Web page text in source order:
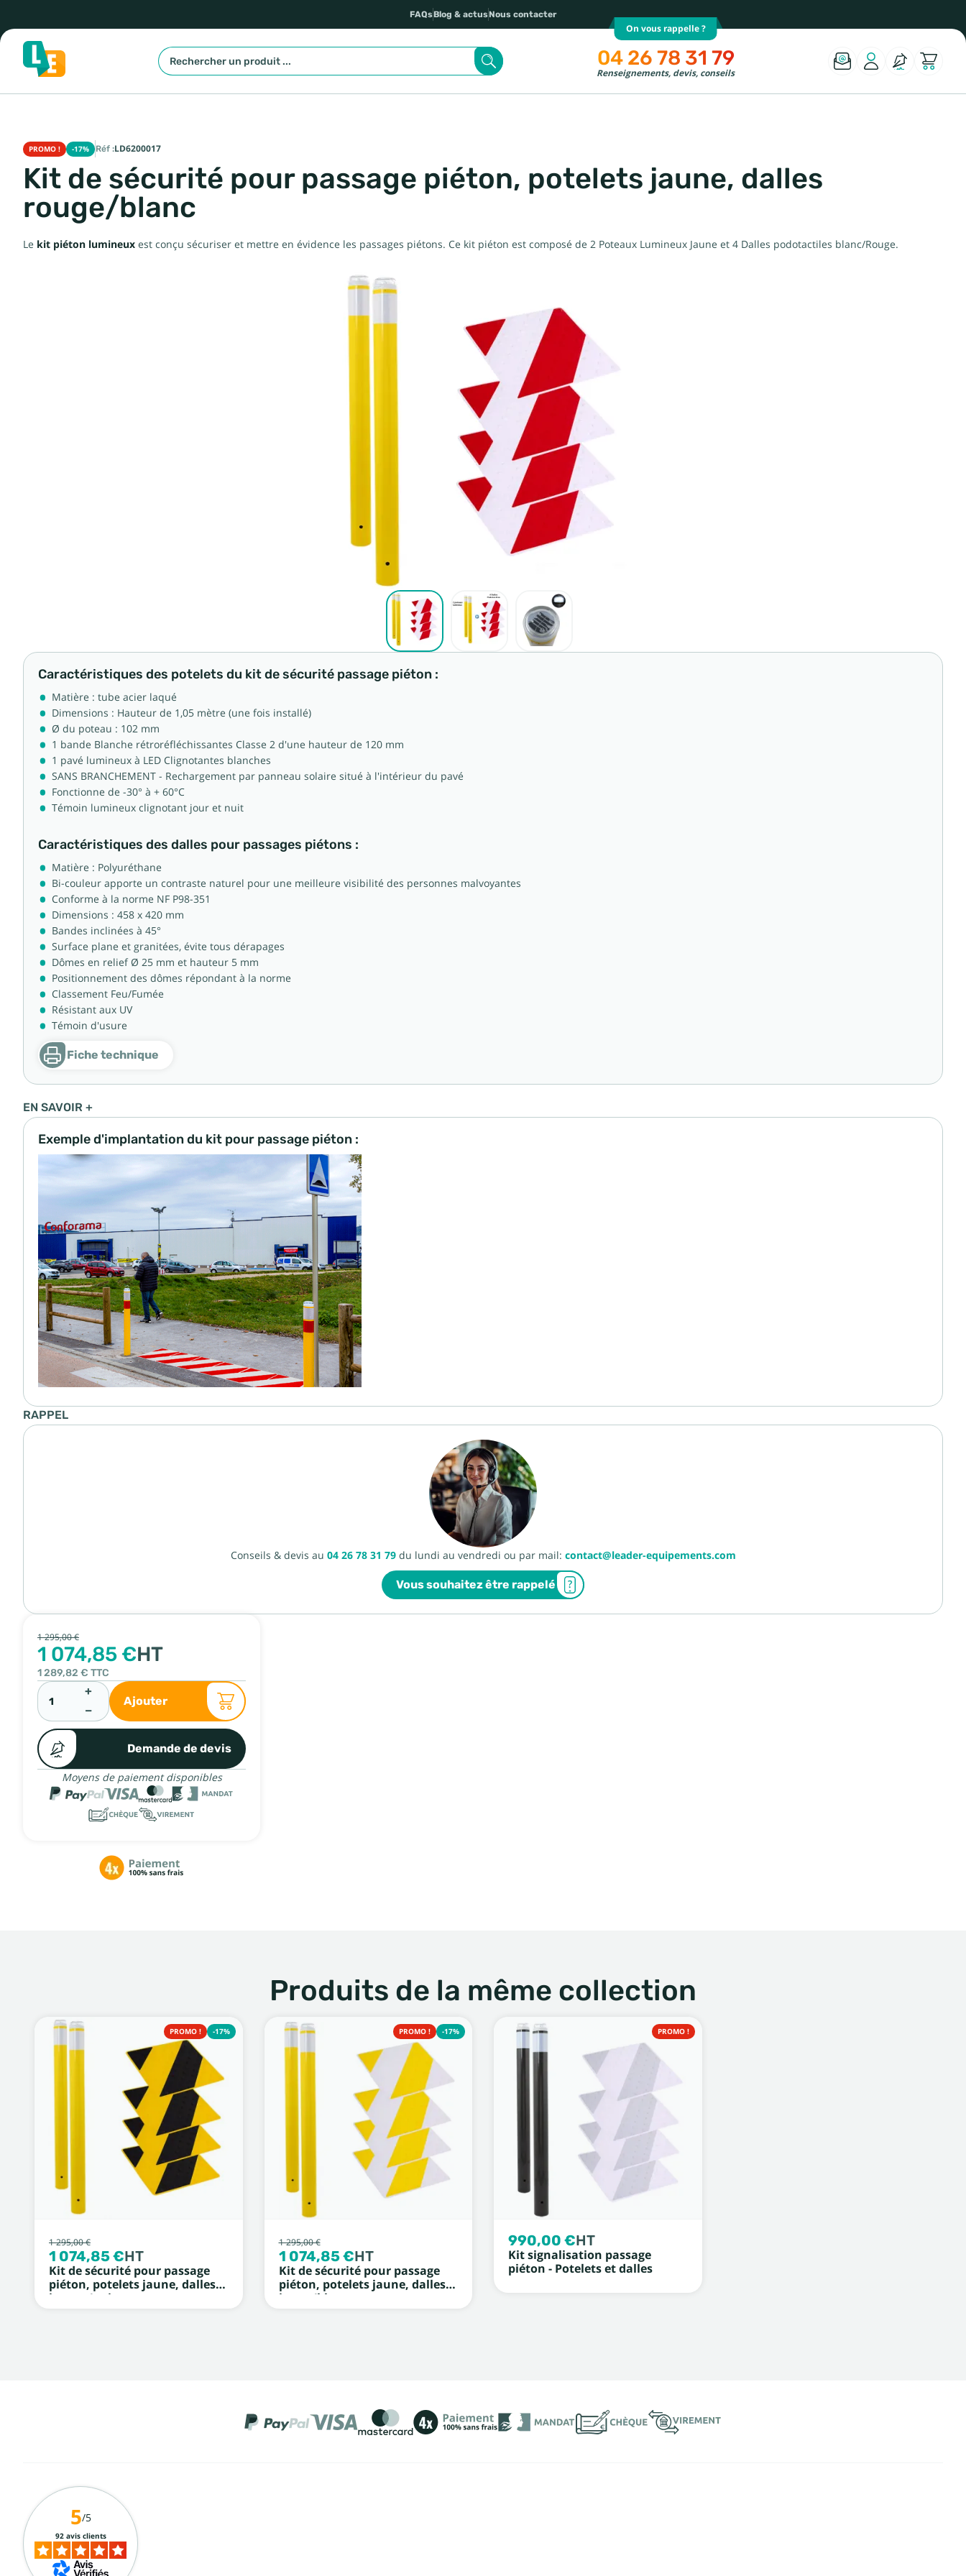
FAQsBlog & actusNous contacter
On vous rappelle ?
04 26 78 31 79
Renseignements, devis, conseils
1 295,00 €
1 074,85 €HT
1 289,82 € TTC
+
−
Ajouter
Demande de devis
Moyens de paiement disponibles
PROMO ! -17% Réf :LD6200017
Kit de sécurité pour passage piéton, potelets jaune, dalles
rouge/blanc
Le kit piéton lumineux est conçu sécuriser et mettre en évidence les passages piétons. Ce kit piéton est composé de 2 Poteaux Lumineux Jaune et 4 Dalles podotactiles blanc/Rouge.
Caractéristiques des potelets du kit de sécurité passage piéton :
Matière : tube acier laqué
Dimensions : Hauteur de 1,05 mètre (une fois installé)
Ø du poteau : 102 mm
1 bande Blanche rétroréfléchissantes Classe 2 d'une hauteur de 120 mm
1 pavé lumineux à LED Clignotantes blanches
SANS BRANCHEMENT - Rechargement par panneau solaire situé à l'intérieur du pavé
Fonctionne de -30° à + 60°C
Témoin lumineux clignotant jour et nuit
Caractéristiques des dalles pour passages piétons :
Matière : Polyuréthane
Bi-couleur apporte un contraste naturel pour une meilleure visibilité des personnes malvoyantes
Conforme à la norme NF P98-351
Dimensions : 458 x 420 mm
Bandes inclinées à 45°
Surface plane et granitées, évite tous dérapages
Dômes en relief Ø 25 mm et hauteur 5 mm
Positionnement des dômes répondant à la norme
Classement Feu/Fumée
Résistant aux UV
Témoin d'usure
Fiche technique
EN SAVOIR +
Exemple d'implantation du kit pour passage piéton :
RAPPEL
Conseils & devis au 04 26 78 31 79du lundi au vendredi ou par mail: contact@leader-equipements.com
Vous souhaitez être rappelé
Produits de la même collection
PROMO ! -17%
1 295,00 €
1 074,85 €HT
Kit de sécurité pour passage
piéton, potelets jaune, dalles
jaunes/noires
PROMO ! -17%
1 295,00 €
1 074,85 €HT
Kit de sécurité pour passage
piéton, potelets jaune, dalles
jaune/blanc
PROMO !
990,00 €HT
Kit signalisation passage
piéton - Potelets et dalles
5/5
92 avis clients